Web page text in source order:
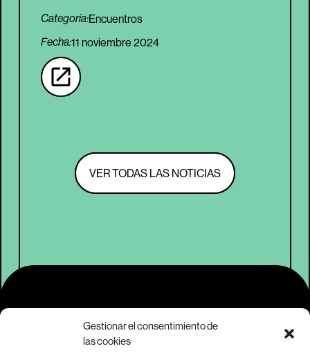
Gestionar el consentimiento de
las cookies
Categoria:Encuentros
Fecha:11 noviembre 2024
VER TODAS LAS NOTICIAS
Contacto